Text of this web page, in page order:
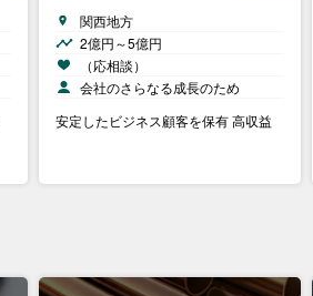
関西地方
2億円～5億円
（応相談）
会社のさらなる成長のため
安定したビジネス顧客を保有 高収益